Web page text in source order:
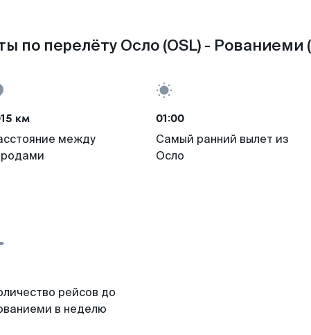
по перелёту Осло (OSL) - Рованиеми
км
между
01:00
Самый ранний вылет из
Осло
рейсов до
в неделю